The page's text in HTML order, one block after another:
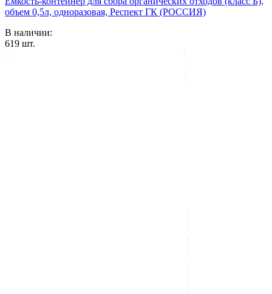
объем 0,5л, одноразовая, Респект ГК (РОССИЯ)
В наличии:
619 шт.